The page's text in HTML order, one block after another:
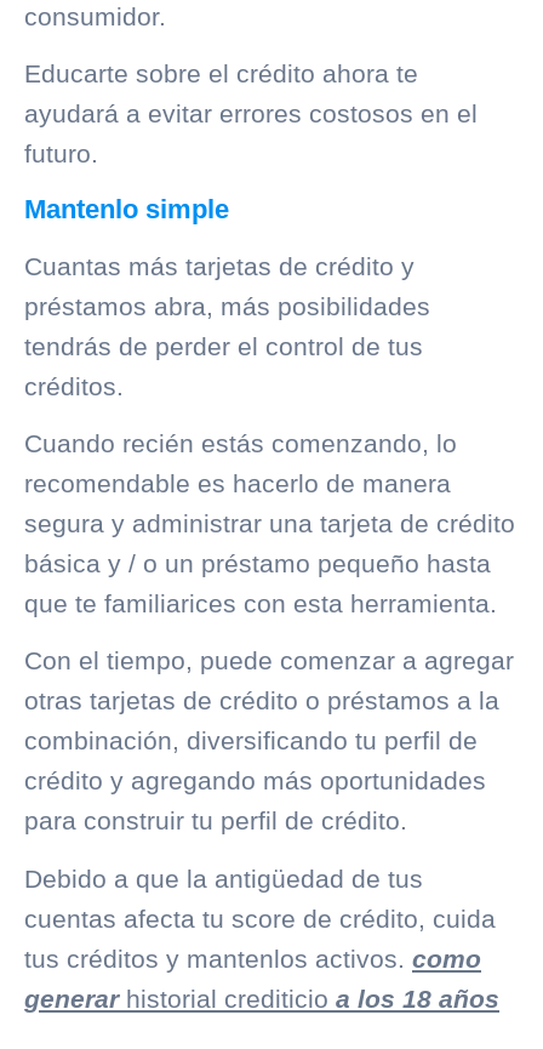
consumidor.
Educarte sobre el crédito ahora te
ayudará a evitar errores costosos en el
futuro.
Mantenlo simple
Cuantas más tarjetas de crédito y
préstamos abra, más posibilidades
tendrás de perder el control de tus
créditos.
Cuando recién estás comenzando, lo
recomendable es hacerlo de manera
segura y administrar una tarjeta de crédito
básica y / o un préstamo pequeño hasta
que te familiarices con esta herramienta.
Con el tiempo, puede comenzar a agregar
otras tarjetas de crédito o préstamos a la
combinación, diversificando tu perfil de
crédito y agregando más oportunidades
para construir tu perfil de crédito.
Debido a que la antigüedad de tus
cuentas afecta tu score de crédito, cuida
tus créditos y mantenlos activos. como
generar historial crediticio a los 18 años